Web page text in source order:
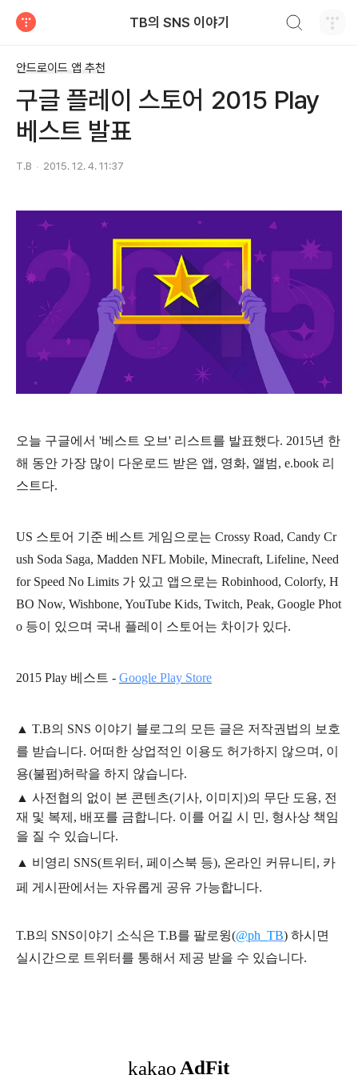
TB의 SNS 이야기
안드로이드 앱 추천
구글 플레이 스토어 2015 Play
베스트 발표
T.B 2015. 12. 4. 11:37
오늘 구글에서 '베스트 오브' 리스트를 발표했다. 2015년 한
해 동안 가장 많이 다운로드 받은 앱, 영화, 앨범, e.book 리
스트다.
US 스토어 기준 베스트 게임으로는 Crossy Road, Candy Cr
ush Soda Saga, Madden NFL Mobile, Minecraft, Lifeline, Need
for Speed No Limits 가 있고 앱으로는 Robinhood, Colorfy, H
BO Now, Wishbone, YouTube Kids, Twitch, Peak, Google Phot
o 등이 있으며 국내 플레이 스토어는 차이가 있다.
2015 Play 베스트 - Google Play Store
▲ T.B의 SNS 이야기 블 로그의 모든 글은 저작권법의 보호
를 받습니다. 어떠한 상업적인 이용도 허가하지 않으며, 이
용(불펌)허락을 하지 않습니다.
▲ 사전협의 없이 본 콘텐츠(기사, 이미지)의 무단 도용, 전
재 및 복제, 배포를 금합니다. 이를 어길 시 민, 형사상 책임
을 질 수 있습니다.
▲ 비영리 SNS(트위터, 페이스북 등), 온라인 커뮤니티, 카
페 게시판에서는 자유롭게 공유 가능합니다.
T.B의 SNS이야기 소식은 T.B를 팔로윙(@ph_TB) 하시면
실시간으로 트위터를 통해서 제공 받을 수 있습니다.